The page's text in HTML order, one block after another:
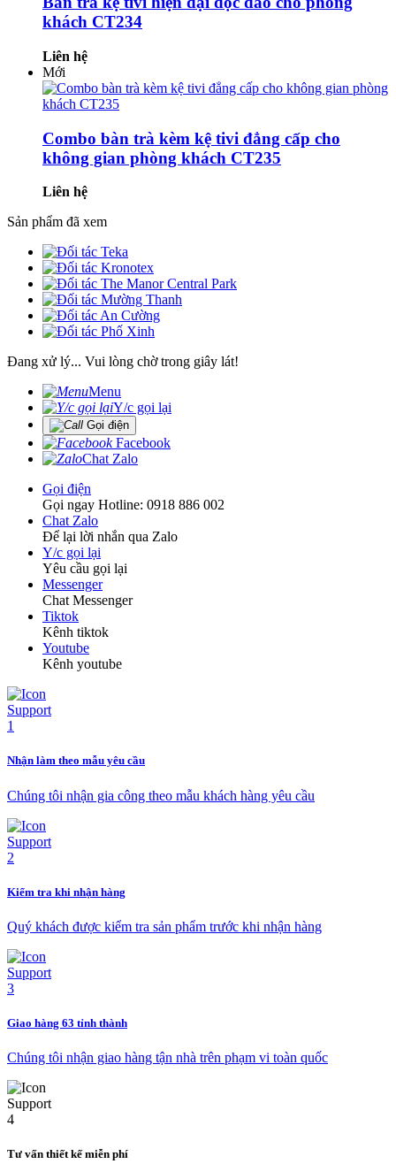
khách CT234
Liên hệ
Mới
Combo bàn trà kèm kệ tivi đẳng cấp cho
không gian phòng khách CT235
Liên hệ
Sản phẩm đã xem
Đang xử lý... Vui lòng chờ trong giây lát!
Menu
Y/c gọi lại
Gọi điện
Facebook
Chat Zalo
Gọi điện
Gọi ngay Hotline: 0918 886 002
Chat Zalo
Để lại lời nhắn qua Zalo
Y/c gọi lại
Yêu cầu gọi lại
Messenger
Chat Messenger
Tiktok
Kênh tiktok
Youtube
Kênh youtube
Nhận làm theo mẫu yêu cầu
Chúng tôi nhận gia công theo mẫu khách hàng yêu cầu
Kiểm tra khi nhận hàng
Quý khách được kiểm tra sản phẩm trước khi nhận hàng
Giao hàng 63 tỉnh thành
Chúng tôi nhận giao hàng tận nhà trên phạm vi toàn quốc
Tư vấn thiết kế miễn phí